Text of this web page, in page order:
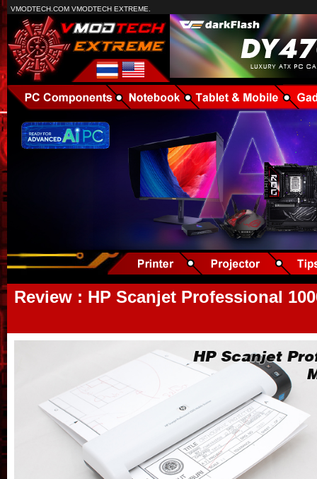
VMODTECH.COM VMODTECH EXTREME.
Review : HP Scanjet Professional